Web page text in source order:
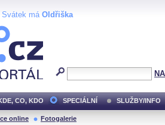
Svátek má Oldřiška
CO, KDO SPECIÁLNÍ SLUŽBY/INFO
online Fotogalerie